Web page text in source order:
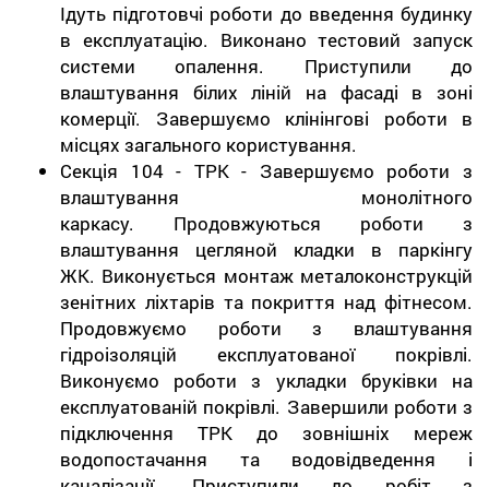
Ідуть підготовчі роботи до введення будинку
в експлуатацію. Виконано тестовий запуск
системи опалення. Приступили до
влаштування білих ліній на фасаді в зоні
комерції. Завершуємо клінінгові роботи в
місцях загального користування.
Секція 104 - ТРК - Завершуємо роботи з
влаштування монолітного
каркасу. Продовжуються роботи з
влаштування цегляной кладки в паркінгу
ЖК. Виконується монтаж металоконструкцій
зенітних ліхтарів та покриття над фітнесом.
Продовжуємо роботи з влаштування
гідроізоляцій експлуатованої покрівлі.
Виконуємо роботи з укладки бруківки на
експлуатованій покрівлі. Завершили роботи з
підключення ТРК до зовнішніх мереж
водопостачання та водовідведення і